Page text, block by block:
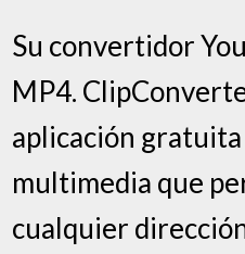
Su convertidor
MP4.
aplicación
multimedia que
cualquier